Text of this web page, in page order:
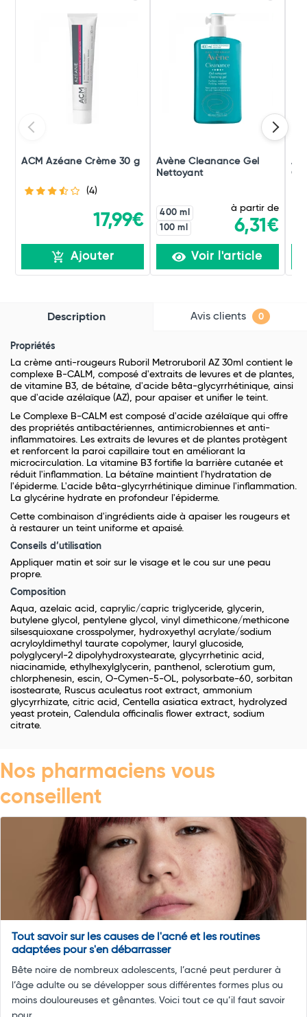
ACM Azéane Crème 30 g
(4)
17,99€
Ajouter
Avène Cleanance Gel
Nettoyant
400 ml
100 ml
à partir de
6,31€
Voir l'article
Description Avis clients 0
Propriétés
La crème anti-rougeurs Ruboril Metroruboril AZ 30ml contient le
complexe B-CALM, composé d'extraits de levures et de plantes,
de vitamine B3, de bétaïne, d'acide bêta-glycyrrhétinique, ainsi
que d'acide azélaïque (AZ), pour apaiser et unifier le teint.
Le Complexe B-CALM est composé d'acide azélaïque qui offre
des propriétés antibactériennes, antimicrobiennes et anti-
inflammatoires. Les extraits de levures et de plantes protègent
et renforcent la paroi capillaire tout en améliorant la
microcirculation. La vitamine B3 fortifie la barrière cutanée et
réduit l'inflammation. La bétaïne maintient l'hydratation de
l'épiderme. L'acide bêta-glycyrrhétinique diminue l'inflammation.
La glycérine hydrate en profondeur l'épiderme.
Cette combinaison d'ingrédients aide à apaiser les rougeurs et
à restaurer un teint uniforme et apaisé.
Conseils d’utilisation
Appliquer matin et soir sur le visage et le cou sur une peau
propre.
Composition
Aqua, azelaic acid, caprylic/capric triglyceride, glycerin,
butylene glycol, pentylene glycol, vinyl dimethicone/methicone
silsesquioxane crosspolymer, hydroxyethyl acrylate/sodium
acryloyldimethyl taurate copolymer, lauryl glucoside,
polyglyceryl-2 dipolyhydroxystearate, glycyrrhetinic acid,
niacinamide, ethylhexylglycerin, panthenol, sclerotium gum,
chlorphenesin, escin, O-Cymen-5-OL, polysorbate-60, sorbitan
isostearate, Ruscus aculeatus root extract, ammonium
glycyrrhizate, citric acid, Centella asiatica extract, hydrolyzed
yeast protein, Calendula officinalis flower extract, sodium
citrate.
Nos pharmaciens vous
conseillent
Tout savoir sur les causes de l'acné et les routines
adaptées pour s'en débarrasser
Bête noire de nombreux adolescents, l’acné peut perdurer à
l’âge adulte ou se développer sous différentes formes plus ou
moins douloureuses et gênantes. Voici tout ce qu’il faut savoir